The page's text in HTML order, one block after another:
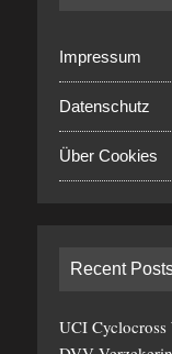
Impressum
Datenschutz
Über Cookies
Recent
UCI